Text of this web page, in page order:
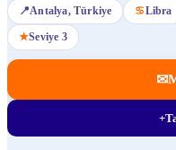
📍Antalya, Türkiye ♋Libra
★Seviye 3
✉
+